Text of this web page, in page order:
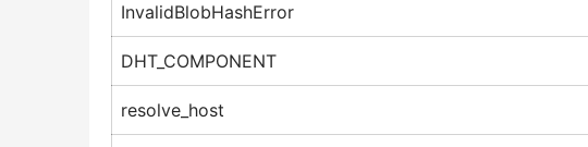
InvalidBlobHashError
DHT_COMPONENT
resolve_host